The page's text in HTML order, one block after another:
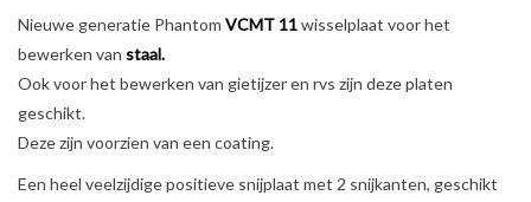
Nieuwe generatie Phantom VCMT 11wisselplaat voor het
bewerken van staal.
Ook voor het bewerken van gietijzer en rvs zijn deze platen
geschikt.
Deze zijn voorzien van een coating.
Een heel veelzijdige positieve snijplaat met 2 snijkanten, geschikt